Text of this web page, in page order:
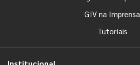
GIV na Imprensa
Tutoriais